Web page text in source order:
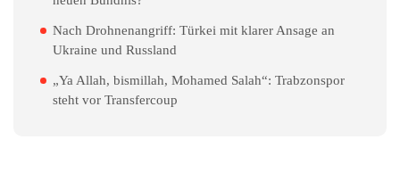
Nach Drohnenangriff: Türkei mit klarer Ansage an
Ukraine und Russland
„Ya Allah, bismillah, Mohamed Salah“: Trabzonspor
steht vor Transfercoup